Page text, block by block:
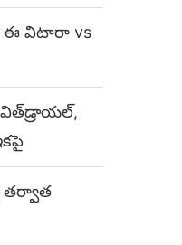
ఈ విటారా vs
విత్‌డ్రాయల్,
తర్వాత